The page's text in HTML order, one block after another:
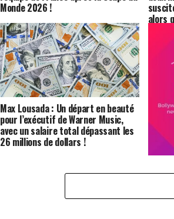
Monde 2026 !
alors
Max Lousada : Un départ en beauté
pour l’exécutif de Warner Music,
avec un salaire total dépassant les
26 millions de dollars !